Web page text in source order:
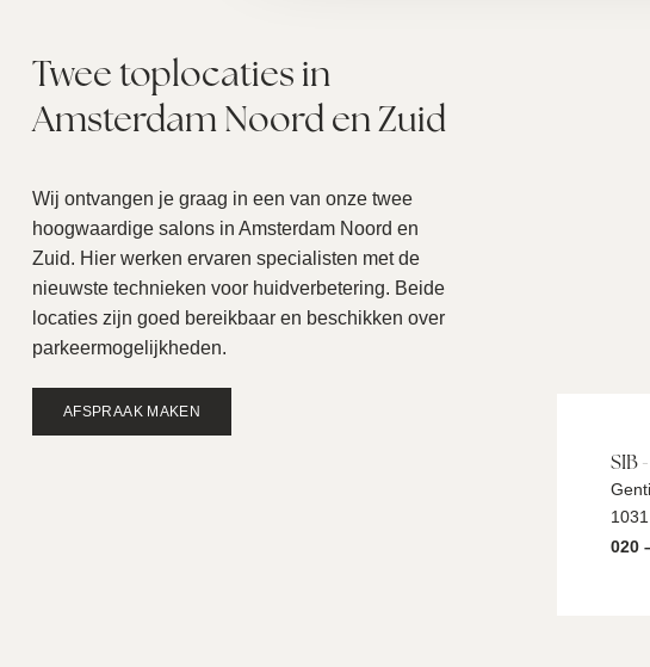
Twee toplocaties in
Amsterdam Noord en Zuid
Wij ontvangen je graag in een van onze twee
hoogwaardige salons in Amsterdam Noord en
Zuid. Hier werken ervaren specialisten met de
nieuwste technieken voor huidverbetering. Beide
locaties zijn goed bereikbaar en beschikken over
parkeermogelijkheden.
AFSPRAAK MAKEN
SIB
020